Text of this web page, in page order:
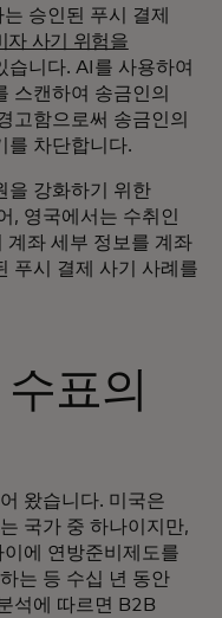
승인된 푸시 결제
자 사기 위험을
습니다. AI를 사용하여
스캔하여 송금인의
고함으로써 송금인의
를 차단합니다.
을 강화하기 위한
, 영국에서는 수취인
계좌 세부 정보를 계좌
푸시 결제 사기 사례를
표의
왔습니다. 미국은
국가 중 하나이지만,
에 연방준비제도를
는 등 수십 년 동안
석에 따르면 B2B